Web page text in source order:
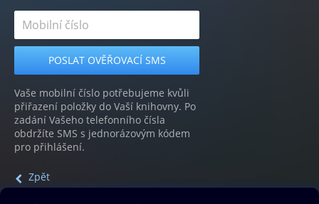
Vaše mobilní číslo potřebujeme kvůli
přiřazení položky do Vaší knihovny. Po
zadání Vašeho telefonního čísla
obdržíte SMS s jednorázovým kódem
pro přihlášení.
Zpět